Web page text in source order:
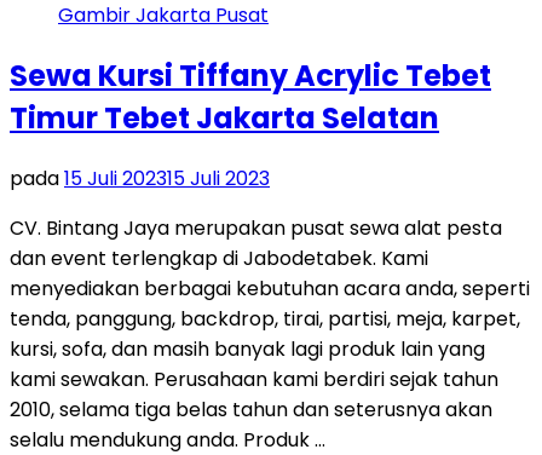
Sewa Kursi Tiffany Acrylic Tebet
Timur Tebet Jakarta Selatan
pada15 Juli 202315 Juli 2023
CV. Bintang Jaya merupakan pusat sewa alat pesta
dan event terlengkap di Jabodetabek. Kami
menyediakan berbagai kebutuhan acara anda, seperti
tenda, panggung, backdrop, tirai, partisi, meja, karpet,
kursi, sofa, dan masih banyak lagi produk lain yang
kami sewakan. Perusahaan kami berdiri sejak tahun
2010, selama tiga belas tahun dan seterusnya akan
selalu mendukung anda. Produk …